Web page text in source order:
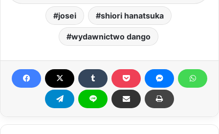
josei shiori hanatsuka
wydawnictwo dango